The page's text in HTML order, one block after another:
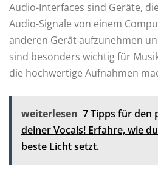
Audio-Interfaces sind Geräte,
Audio-Signale von einem
anderen Gerät aufzunehmen
sind besonders wichtig für
die hochwertige Aufnahmen
weiterlesen 7 Tipps für den
deiner Vocals! Erfahre, wie
beste Licht setzt.